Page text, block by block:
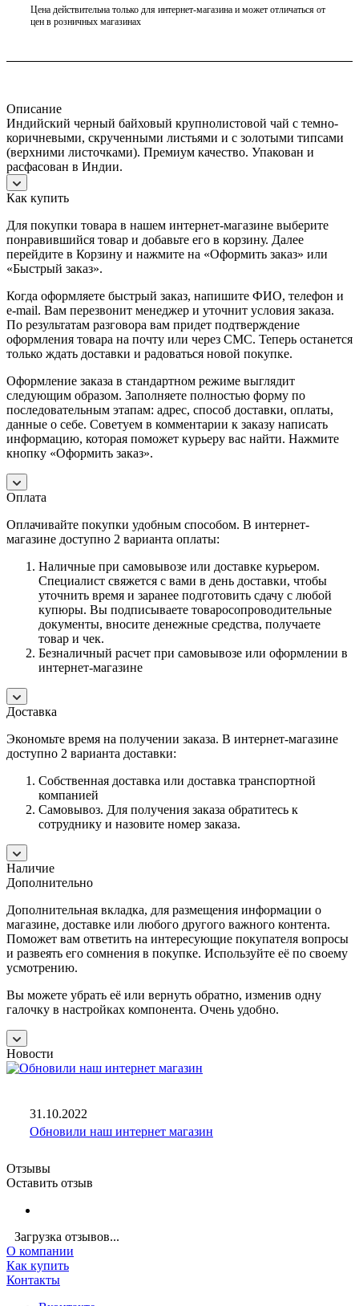
Цена действительна только для интернет-магазина и может отличаться от
цен в розничных магазинах
Описание
Индийский черный байховый крупнолистовой чай с темно-
коричневыми, скрученными листьями и с золотыми типсами
(верхними листочками). Премиум качество. Упакован и
расфасован в Индии.
Как купить
Для покупки товара в нашем интернет-магазине выберите
понравившийся товар и добавьте его в корзину. Далее
перейдите в Корзину и нажмите на «Оформить заказ» или
«Быстрый заказ».
Когда оформляете быстрый заказ, напишите ФИО, телефон и
e-mail. Вам перезвонит менеджер и уточнит условия заказа.
По результатам разговора вам придет подтверждение
оформления товара на почту или через СМС. Теперь останется
только ждать доставки и радоваться новой покупке.
Оформление заказа в стандартном режиме выглядит
следующим образом. Заполняете полностью форму по
последовательным этапам: адрес, способ доставки, оплаты,
данные о себе. Советуем в комментарии к заказу написать
информацию, которая поможет курьеру вас найти. Нажмите
кнопку «Оформить заказ».
Оплата
Оплачивайте покупки удобным способом. В интернет-
магазине доступно 2 варианта оплаты:
Наличные при самовывозе или доставке курьером.
Специалист свяжется с вами в день доставки, чтобы
уточнить время и заранее подготовить сдачу с любой
купюры. Вы подписываете товаросопроводительные
документы, вносите денежные средства, получаете
товар и чек.
Безналичный расчет при самовывозе или оформлении в
интернет-магазине
Доставка
Экономьте время на получении заказа. В интернет-магазине
доступно 2 варианта доставки:
Собственная доставка или доставка транспортной
компанией
Самовывоз. Для получения заказа обратитесь к
сотруднику и назовите номер заказа.
Наличие
Дополнительно
Дополнительная вкладка, для размещения информации о
магазине, доставке или любого другого важного контента.
Поможет вам ответить на интересующие покупателя вопросы
и развеять его сомнения в покупке. Используйте её по своему
усмотрению.
Вы можете убрать её или вернуть обратно, изменив одну
галочку в настройках компонента. Очень удобно.
Новости
31.10.2022
Обновили наш интернет магазин
Отзывы
Оставить отзыв
Загрузка отзывов...
О компании
Как купить
Контакты